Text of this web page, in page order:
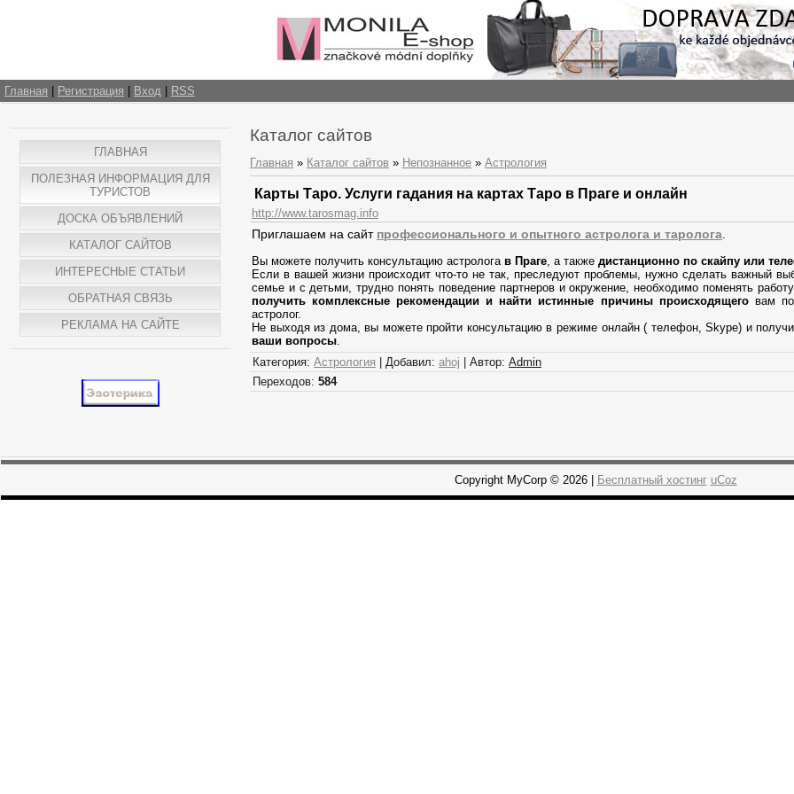
Главная Регистрация Вход RSS
ГЛАВНАЯ
ПОЛЕЗНАЯ ИНФОРМАЦИЯ ДЛЯ
ТУРИСТОВ
ДОСКА ОБЪЯВЛЕНИЙ
КАТАЛОГ САЙТОВ
ИНТЕРЕСНЫЕ СТАТЬИ
ОБРАТНАЯ СВЯЗЬ
РЕКЛАМА НА САЙТЕ
Каталог сайтов
Главная » Каталог сайтов » Непознанное » Астрология
Карты Таро. Услуги гадания на картах Таро в Праге и онлайн
http://www.tarosmag.info
Приглашаем на сайт профессионального и опытного астролога и таролога.
Вы можете получить консультацию астрологав Праге, а также дистанционно по скайпу или
Если в вашей жизни происходит что-то не так, преследуют проблемы, нужно сделать важный
семье и с детьми, трудно понять поведение партнеров и окружение, необходимо поменять
получить комплексные рекомендации и найти истинные причины происходящеговам
астролог.
Не выходя из дома, вы можете пройти консультацию в режиме онлайн ( телефон, Skype) и
ваши вопросы.
Категория: Астрология | Добавил: ahoj | Автор: Admin
Переходов: 584
Copyright MyCorp © 2026 | Бесплатный хостинг uCoz